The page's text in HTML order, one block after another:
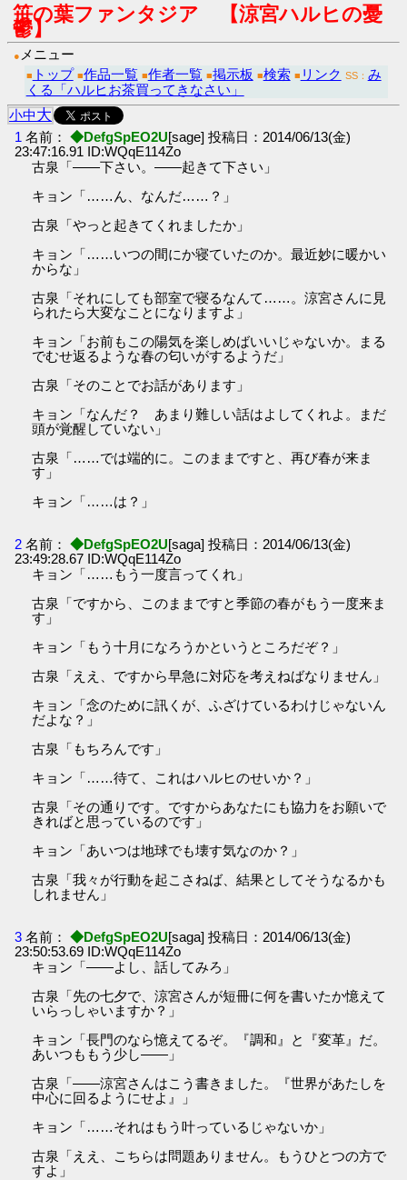
笹の葉ファンタジア 【涼宮ハルヒの憂
鬱】
● メニュー
■ トップ ■作品一覧 ■作者一覧 ■掲示板 ■検索 ■ リンク SS： み
くる「ハルヒお茶買ってきなさい」
小中大
1 名前： ◆DefgSpEO2U[sage] 投稿日：2014/06/13(金)
23:47:16.91 ID:WQqE114Zo
古泉「――下さい。――起きて下さい」
キョン「……ん、なんだ……？」
古泉「やっと起きてくれましたか」
キョン「……いつの間にか寝ていたのか。最近妙に暖かい
からな」
古泉「それにしても部室で寝るなんて……。涼宮さんに見
られたら大変なことになりますよ」
キョン「お前もこの陽気を楽しめばいいじゃないか。まる
でむせ返るような春の匂いがするようだ」
古泉「そのことでお話があります」
キョン「なんだ？ あまり難しい話はよしてくれよ。まだ
頭が覚醒していない」
古泉「……では端的に。このままですと、再び春が来ま
す」
キョン「……は？」
2 名前： ◆DefgSpEO2U[saga] 投稿日：2014/06/13(金)
23:49:28.67 ID:WQqE114Zo
キョン「……もう一度言ってくれ」
古泉「ですから、このままですと季節の春がもう一度来ま
す」
キョン「もう十月になろうかというところだぞ？」
古泉「ええ、ですから早急に対応を考えねばなりません」
キョン「念のために訊くが、ふざけているわけじゃないん
だよな？」
古泉「もちろんです」
キョン「……待て、これはハルヒのせいか？」
古泉「その通りです。ですからあなたにも協力をお願いで
きればと思っているのです」
キョン「あいつは地球でも壊す気なのか？」
古泉「我々が行動を起こさねば、結果としてそうなるかも
しれません」
3 名前： ◆DefgSpEO2U[saga] 投稿日：2014/06/13(金)
23:50:53.69 ID:WQqE114Zo
キョン「――よし、話してみろ」
古泉「先の七夕で、涼宮さんが短冊に何を書いたか憶えて
いらっしゃいますか？」
キョン「長門のなら憶えてるぞ。『調和』と『変革』だ。
あいつももう少し――」
古泉「――涼宮さんはこう書きました。『世界があたしを
中心に回るようにせよ』」
キョン「……それはもう叶っているじゃないか」
古泉「ええ、こちらは問題ありません。もうひとつの方で
すよ」